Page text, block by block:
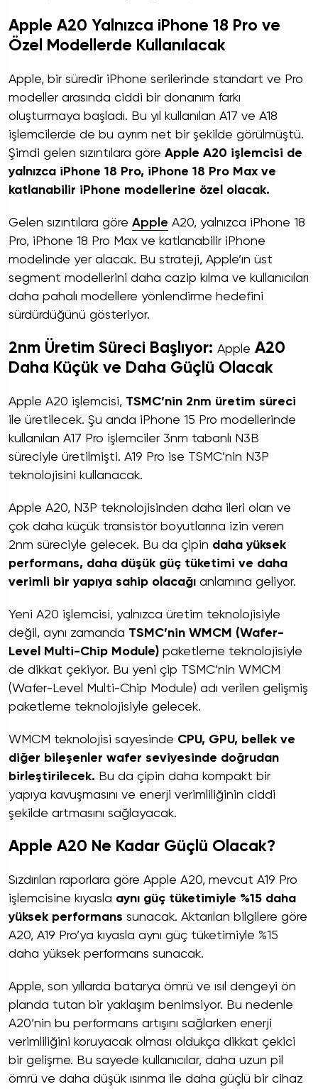
Apple A20 Yalnızca iPhone 18 Pro ve
Özel Modellerde Kullanılacak
Apple, bir süredir iPhone serilerinde standart ve Pro
modeller arasında ciddi bir donanım farkı
oluşturmaya başladı. Bu yıl kullanılan A17 ve A18
işlemcilerde de bu ayrım net bir şekilde görülmüştü.
Şimdi gelen sızıntılara göre Apple A20 işlemcisi de
yalnızca iPhone 18 Pro, iPhone 18 Pro Max ve
katlanabilir iPhone modellerine özel olacak.
Gelen sızıntılara göre Apple A20, yalnızca iPhone 18
Pro, iPhone 18 Pro Max ve katlanabilir iPhone
modelinde yer alacak. Bu strateji, Apple’ın üst
segment modellerini daha cazip kılma ve kullanıcıları
daha pahalı modellere yönlendirme hedefini
sürdürdüğünü gösteriyor.
2nm Üretim Süreci Başlıyor: Apple A20
Daha Küçük ve Daha Güçlü Olacak
Apple A20 işlemcisi, TSMC’nin 2nm üretim süreci
ile üretilecek. Şu anda iPhone 15 Pro modellerinde
kullanılan A17 Pro işlemciler 3nm tabanlı N3B
süreciyle üretilmişti. A19 Pro ise TSMC’nin N3P
teknolojisini kullanacak.
Apple A20, N3P teknolojisinden daha ileri olan ve
çok daha küçük transistör boyutlarına izin veren
2nm süreciyle gelecek. Bu da çipin daha yüksek
performans, daha düşük güç tüketimi ve daha
verimli bir yapıya sahip olacağı anlamına geliyor.
Yeni A20 işlemcisi, yalnızca üretim teknolojisiyle
değil, aynı zamanda TSMC’nin WMCM (Wafer-
Level Multi-Chip Module) paketleme teknolojisiyle
de dikkat çekiyor. Bu yeni çip TSMC’nin WMCM
(Wafer-Level Multi-Chip Module) adı verilen gelişmiş
paketleme teknolojisiyle gelecek.
WMCM teknolojisi sayesinde CPU, GPU, bellek ve
diğer bileşenler wafer seviyesinde doğrudan
birleştirilecek. Bu da çipin daha kompakt bir
yapıya kavuşmasını ve enerji verimliliğinin ciddi
şekilde artmasını sağlayacak.
Apple A20 Ne Kadar Güçlü Olacak?
Sızdırılan raporlara göre Apple A20, mevcut A19 Pro
işlemcisine kıyasla aynı güç tüketimiyle %15 daha
yüksek performans sunacak. Aktarılan bilgilere göre
A20, A19 Pro’ya kıyasla aynı güç tüketimiyle %15
daha yüksek performans sunacak.
Apple, son yıllarda batarya ömrü ve ısıl dengeyi ön
planda tutan bir yaklaşım benimsiyor. Bu nedenle
A20’nin bu performans artışını sağlarken enerji
verimliliğini koruyacak olması oldukça dikkat çekici
bir gelişme. Bu sayede kullanıcılar, daha uzun pil
ömrü ve daha düşük ısınma ile daha güçlü bir cihaz